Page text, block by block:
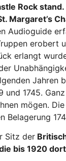
Rock stand.
Margaret’s
Audioguide
erobert
erlangt
Jahren
und 1745.
mögen.
Belagerung
Sitz der
bis 1920